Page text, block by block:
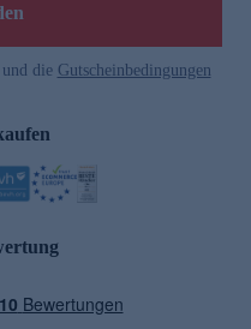
und die Gutscheinbedingungen